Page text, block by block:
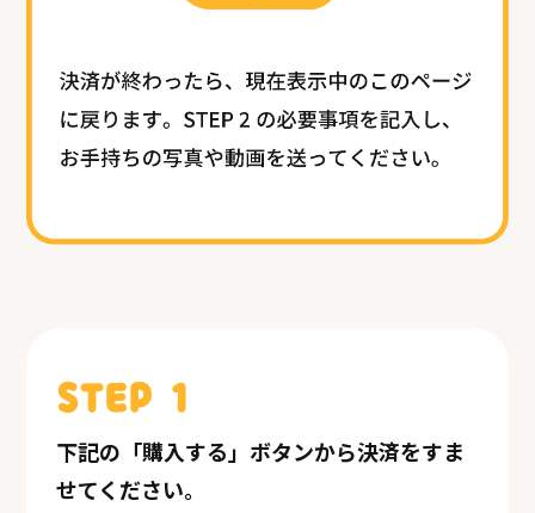
STEP 1
下記の「購入する」ボタンから決済をすま
せてください。